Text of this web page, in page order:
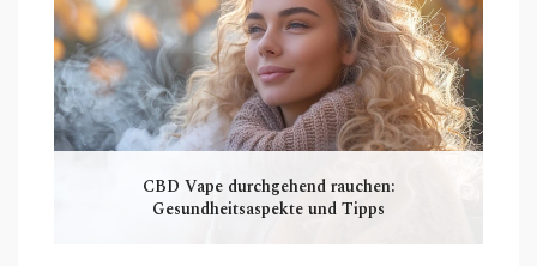
CBD Vape durchgehend rauchen:
Gesundheitsaspekte und Tipps